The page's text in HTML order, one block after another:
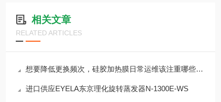
相关文章
RELATED ARTICLES
想要降低更换频次，硅胶加热膜日常运维该注重哪些细节？
进口供应EYELA东京理化旋转蒸发器N-1300E-WS